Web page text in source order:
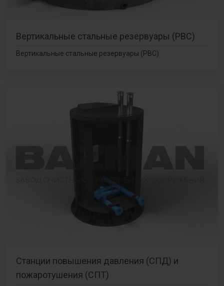
Вертикальные стальные резервуары (РВС)
Вертикальные стальные резервуары (РВС)
Станции повышения давления (СПД) и
пожаротушения (СПТ)